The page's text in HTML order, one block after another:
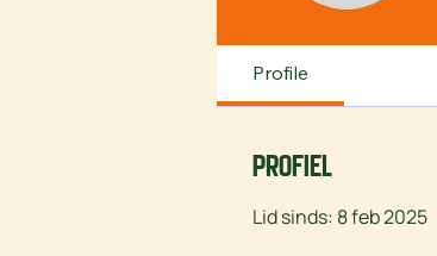
Profile
Profiel
Lid sinds: 8 feb 2025